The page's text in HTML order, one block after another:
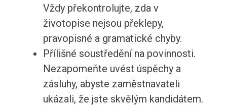
Vždy překontrolujte, zda v
životopise nejsou překlepy,
pravopisné a gramatické chyby.
Přílišné soustředění na povinnosti.
Nezapomeňte uvést úspěchy a
zásluhy, abyste zaměstnavateli
ukázali, že jste skvělým kandidátem.